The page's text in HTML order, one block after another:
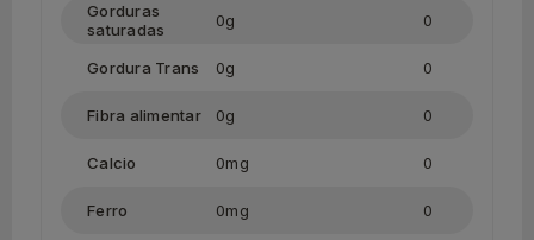
Gorduras
saturadas
0g 0
Gordura Trans 0g 0
Fibra alimentar 0g 0
Calcio 0mg 0
Ferro 0mg 0